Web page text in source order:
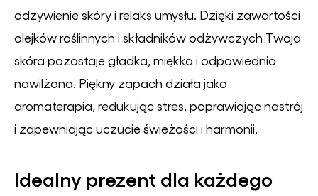
odżywienie skóry i relaks umysłu. Dzięki zawartości
olejków roślinnych i składników odżywczych Twoja
skóra pozostaje gładka, miękka i odpowiednio
nawilżona. Piękny zapach działa jako
aromaterapia, redukując stres, poprawiając nastrój
i zapewniając uczucie świeżości i harmonii.
Idealny prezent dla każdego